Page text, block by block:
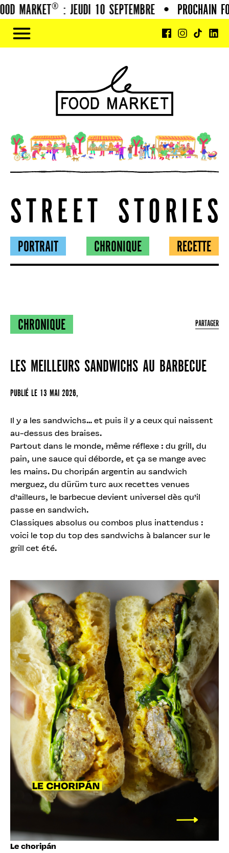
: JEUDI 10 SEPTEMBRE • PROCHAIN
STREET STORIES
PORTRAIT CHRONIQUE RECETTE
CHRONIQUE PARTAGER
LES MEILLEURS SANDWICHS AU BARBECUE
PUBLIÉ LE 13 MAI 2026,
Il y a les sandwichs… et puis il y a ceux qui naissent
au-dessus des braises.
Partout dans le monde, même réflexe : du grill, du
pain, une sauce qui déborde, et ça se mange avec
les mains. Du choripán argentin au sandwich
merguez, du dürüm turc aux recettes venues
d’ailleurs, le barbecue devient universel dès qu’il
passe en sandwich.
Classiques absolus ou combos plus inattendus :
voici le top du top des sandwichs à balancer sur le
grill cet été.
Le choripán